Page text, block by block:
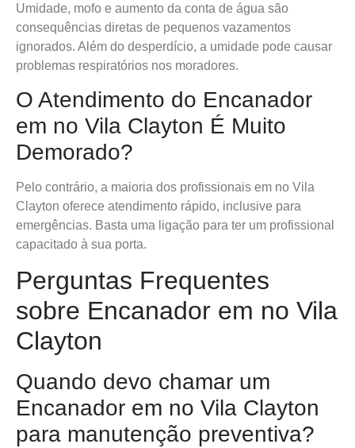
Umidade, mofo e aumento da conta de água são
consequências diretas de pequenos vazamentos
ignorados. Além do desperdício, a umidade pode causar
problemas respiratórios nos moradores.
O Atendimento do Encanador
em no Vila Clayton É Muito
Demorado?
Pelo contrário, a maioria dos profissionais em no Vila
Clayton oferece atendimento rápido, inclusive para
emergências. Basta uma ligação para ter um profissional
capacitado à sua porta.
Perguntas Frequentes
sobre Encanador em no Vila
Clayton
Quando devo chamar um
Encanador em no Vila Clayton
para manutenção preventiva?